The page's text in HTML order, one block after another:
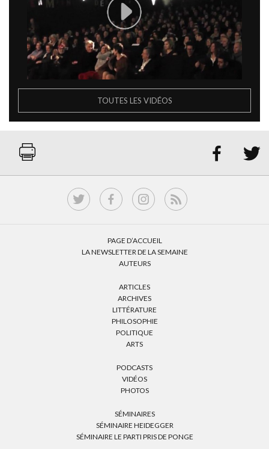
TOUTES LES VIDÉOS
 
PAGE D’ACCUEIL
LA NEWSLETTER DE LA SEMAINE
AUTEURS
ARTICLES
ARCHIVES
LITTÉRATURE
PHILOSOPHIE
POLITIQUE
ARTS
PODCASTS
VIDÉOS
PHOTOS
SÉMINAIRES
SÉMINAIRE HEIDEGGER
SÉMINAIRE LE PARTI PRIS DE PONGE